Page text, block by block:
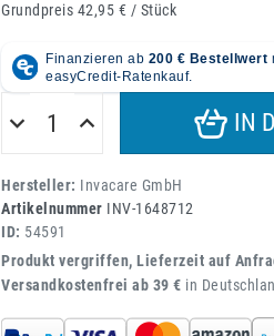
Grundpreis 42,95 € / Stück
IN
Hersteller: Invacare GmbH
Artikelnummer INV-1648712
ID: 54591
Produkt vergriffen, Lieferzeit auf
Versandkostenfrei ab 39 € in